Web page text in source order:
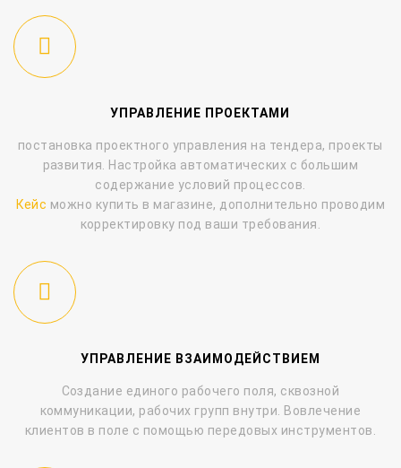
УПРАВЛЕНИЕ ПРОЕКТАМИ
постановка проектного управления на тендера, проекты
развития. Настройка автоматических с большим
содержание условий процессов.
Кейс можно купить в магазине, дополнительно проводим
корректировку под ваши требования.
УПРАВЛЕНИЕ ВЗАИМОДЕЙСТВИЕМ
Создание единого рабочего поля, сквозной
коммуникации, рабочих групп внутри. Вовлечение
клиентов в поле с помощью передовых инструментов.